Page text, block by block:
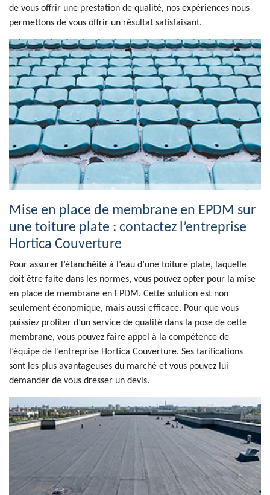
de vous offrir une prestation de qualité, nos expériences nous
permettons de vous offrir un résultat satisfaisant.
Mise en place de membrane en EPDM sur
une toiture plate : contactez l’entreprise
Hortica Couverture
Pour assurer l’étanchéité à l’eau d’une toiture plate, laquelle
doit être faite dans les normes, vous pouvez opter pour la mise
en place de membrane en EPDM. Cette solution est non
seulement économique, mais aussi efficace. Pour que vous
puissiez profiter d’un service de qualité dans la pose de cette
membrane, vous pouvez faire appel à la compétence de
l’équipe de l’entreprise Hortica Couverture. Ses tarifications
sont les plus avantageuses du marché et vous pouvez lui
demander de vous dresser un devis.